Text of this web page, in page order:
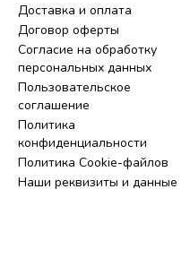
Доставка и оплата
Договор оферты
Согласие на обработку
персональных данных
Пользовательское
соглашение
Политика
конфиденциальности
Политика Cookie-файлов
Наши реквизиты и данные